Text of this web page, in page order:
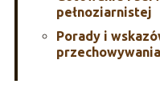
pełnoziarnistej
Porady i